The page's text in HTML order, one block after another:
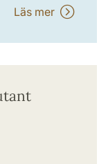
Läs mer